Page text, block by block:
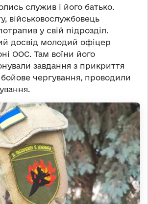
служив і його батько.
військовослужбовець
у свій підрозділ.
досвід молодий офіцер
ООС. Там воїни його
завдання з прикриття
чергування, проводили